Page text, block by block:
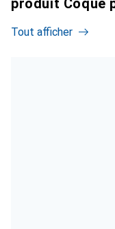
produit Coque
Tout afficher